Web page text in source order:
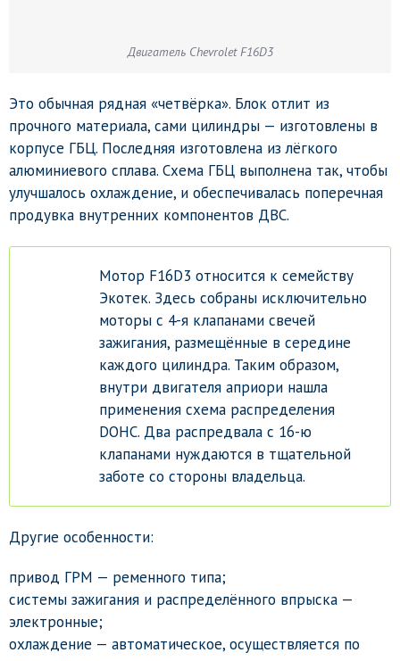
Двигатель Chevrolet F16D3
Это обычная рядная «четвёрка». Блок отлит из
прочного материала, сами цилиндры — изготовлены в
корпусе ГБЦ. Последняя изготовлена из лёгкого
алюминиевого сплава. Схема ГБЦ выполнена так, чтобы
улучшалось охлаждение, и обеспечивалась поперечная
продувка внутренних компонентов ДВС.
Мотор F16D3 относится к семейству
Экотек. Здесь собраны исключительно
моторы с 4-я клапанами свечей
зажигания, размещённые в середине
каждого цилиндра. Таким образом,
внутри двигателя априори нашла
применения схема распределения
DOHC. Два распредвала с 16-ю
клапанами нуждаются в тщательной
заботе со стороны владельца.
Другие особенности:
привод ГРМ — ременного типа;
системы зажигания и распределённого впрыска —
электронные;
охлаждение — автоматическое, осуществляется по